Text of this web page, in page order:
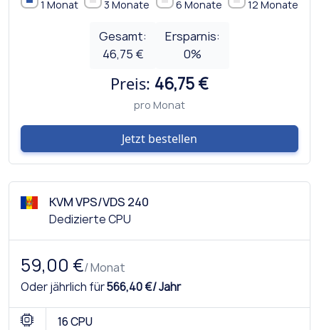
1 Monat 3 Monate 6 Monate 12 Monate
Gesamt:
46,75 €
Ersparnis:
0%
Preis: 46,75 €
pro Monat
Jetzt bestellen
KVM VPS/VDS 240
Dedizierte CPU
59,00 €/ Monat
Oder jährlich für566,40 €/ Jahr
16 CPU